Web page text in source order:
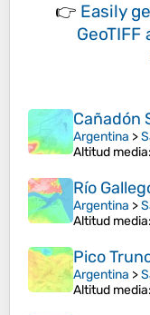
👉 Easily
Cañadón
Argentina >
Altitud media
Río
Argentina >
Altitud media
Pico
Argentina >
Altitud media